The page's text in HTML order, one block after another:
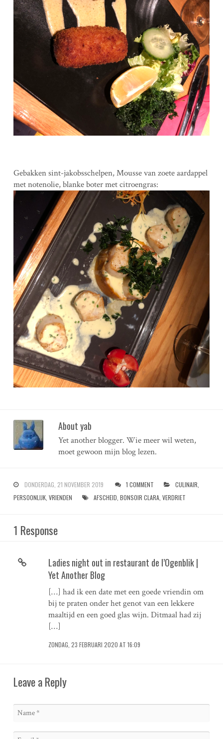
Gebakken sint-jakobsschelpen, Mousse van zoete aardappel
met notenolie, blanke boter met citroengras:
About yab
Yet another blogger. Wie meer wil weten,
moet gewoon mijn blog lezen.
DONDERDAG, 21 NOVEMBER 2019 1 COMMENT CULINAIR
PERSOONLIJK, VRIENDEN AFSCHEID BONSOIR CLARA, VERDRIET
1 Response
Ladies night out in restaurant de l’Ogenblik |
Yet Another Blog
[…] had ik een date met een goede vriendin om
bij te praten onder het genot van een lekkere
maaltijd en een goed glas wijn. Ditmaal had zij
[…]
ZONDAG, 23 FEBRUARI 2020 AT 16:09
Leave a Reply